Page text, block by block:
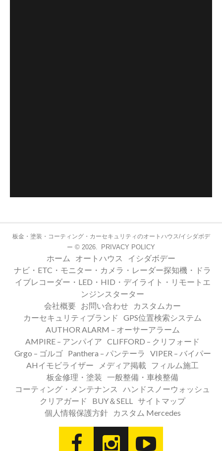
板金・塗装・コーティング・カーセキュリティのオートハウス/イシダボデ
ー © 2026. PRIVACY POLICY
ホーム オートハウス
イシダボデー
ナビ・ETC・モニター・カメラ・レーダー探知機・ドラ
イブレコーダー・LED・HID・デイライト・リモートエ
ンジンスターター
会社概要 お問い合わせ
カスタムカー
カーセキュリティブランド
GPS位置検索システム
AUTHOR ALARM – オーサーアラーム
AMPIRE – アンパイア CLIFFORD – クリフォード
Grgo – ゴルゴ
Panthera – パンテーラ
VIPER – バイパー
AHイモビライザー
メディア掲載
フィルム施工
板金修理・塗装 一般整備・車検整備
コーティング・メンテナンス
ハンドスノーウォッシュ
クリアガード
BUY＆SELL サイトマップ
個人情報保護方針
カスタム Mercedes